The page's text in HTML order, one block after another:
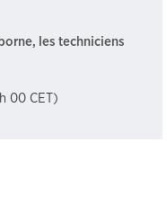
les techniciens
00 CET)